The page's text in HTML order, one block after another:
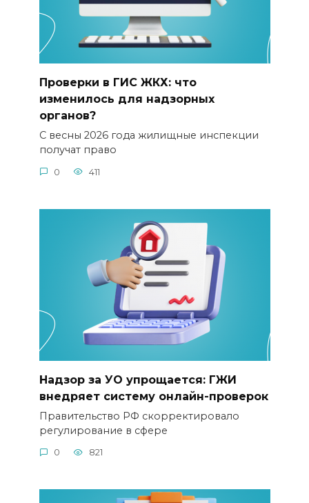
Проверки в ГИС ЖКХ: что
изменилось для надзорных
органов?
С весны 2026 года жилищные инспекции
получат право
0 411
Надзор за УО упрощается: ГЖИ
внедряет систему онлайн-проверок
Правительство РФ скорректировало
регулирование в сфере
0 821